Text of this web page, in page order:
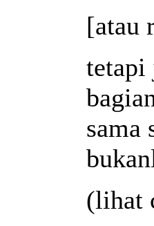
[atau
tetapi
sama
(lihat